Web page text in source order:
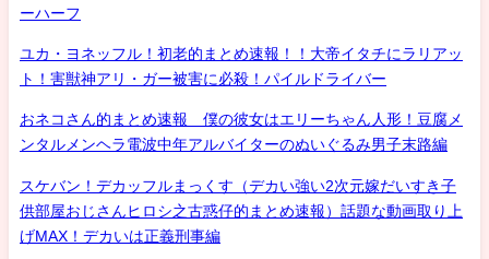
ーハーフ
ユカ・ヨネッフル！初老的まとめ速報！！大帝イタチにラリアッ
ト！害獣神アリ・ガー被害に必殺！パイルドライバー
おネコさん的まとめ速報 僕の彼女はエリーちゃん人形！豆腐メ
ンタルメンヘラ電波中年アルバイターのぬいぐるみ男子末路編
スケバン！デカッフルまっくす（デカい強い2次元嫁だいすき子
供部屋おじさんヒロシ之古惑仔的まとめ速報）話題な動画取り上
げMAX！デカいは正義刑事編